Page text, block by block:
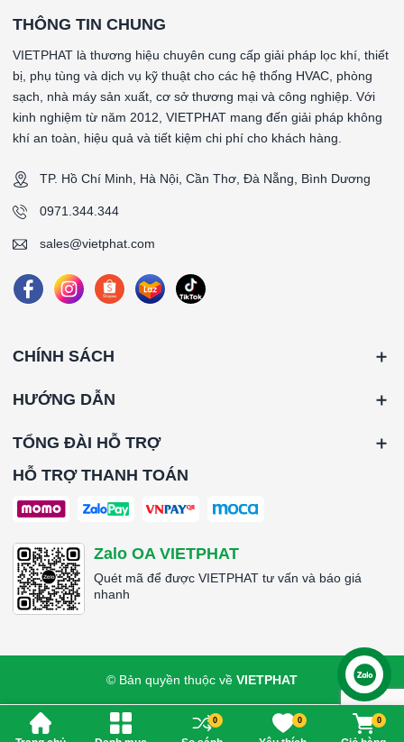
THÔNG TIN CHUNG
VIETPHAT là thương hiệu chuyên cung cấp giải pháp lọc khí, thiết
bị, phụ tùng và dịch vụ kỹ thuật cho các hệ thống HVAC, phòng
sạch, nhà máy sản xuất, cơ sở thương mại và công nghiệp. Với
kinh nghiệm từ năm 2012, VIETPHAT mang đến giải pháp không
khí an toàn, hiệu quả và tiết kiệm chi phí cho khách hàng.
TP. Hồ Chí Minh, Hà Nội, Cần Thơ, Đà Nẵng, Bình Dương
0971.344.344
sales@vietphat.com
CHÍNH SÁCH
HƯỚNG DẪN
TỔNG ĐÀI HỖ TRỢ
HỖ TRỢ THANH TOÁN
Zalo OA VIETPHAT
Quét mã để được VIETPHAT tư vấn và báo giá
nhanh
© Bản quyền thuộc về VIETPHAT
0 0 0
Liên hệ